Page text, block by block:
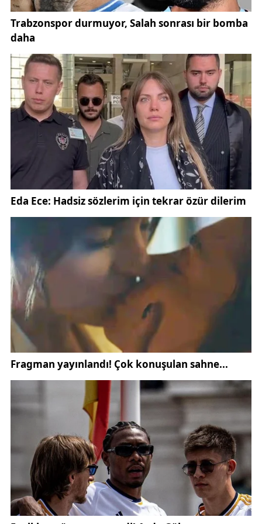
arazi yapısıydı. Geriye kalan 10 hektarlık alanda
orman arazisiydi. Geçmiş olsun dileklerimi iletiyor,
yangınlarla mücadelede emekleri geçen herkese
teşekkür ediyorum. Yangının çıkış sebebi ile ilgili
araştırmalar ilgili merciler tarafından başlatılmış
durumda” ifadelerine yer verdi.